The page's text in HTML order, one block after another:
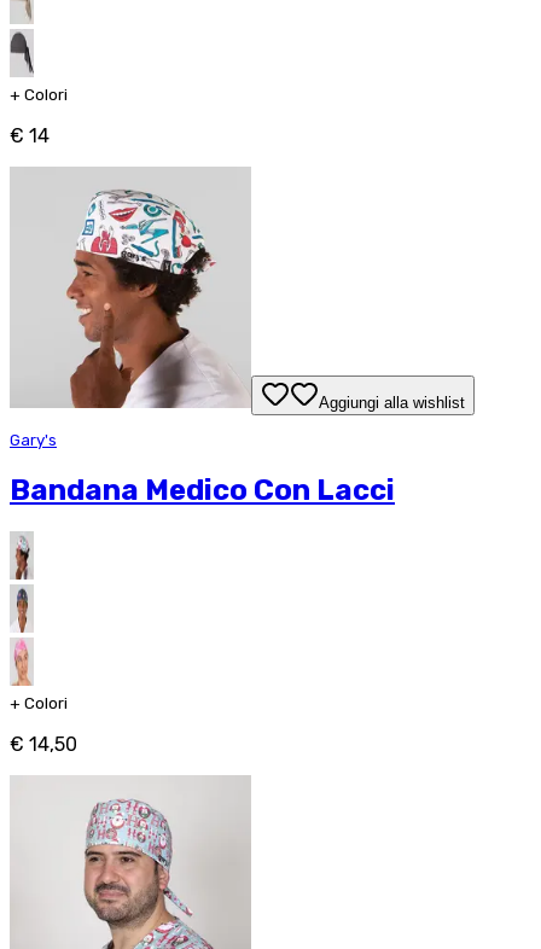
+ Colori
€ 14
Aggiungi alla wishlist
Gary's
Bandana Medico Con Lacci
+ Colori
€ 14,50